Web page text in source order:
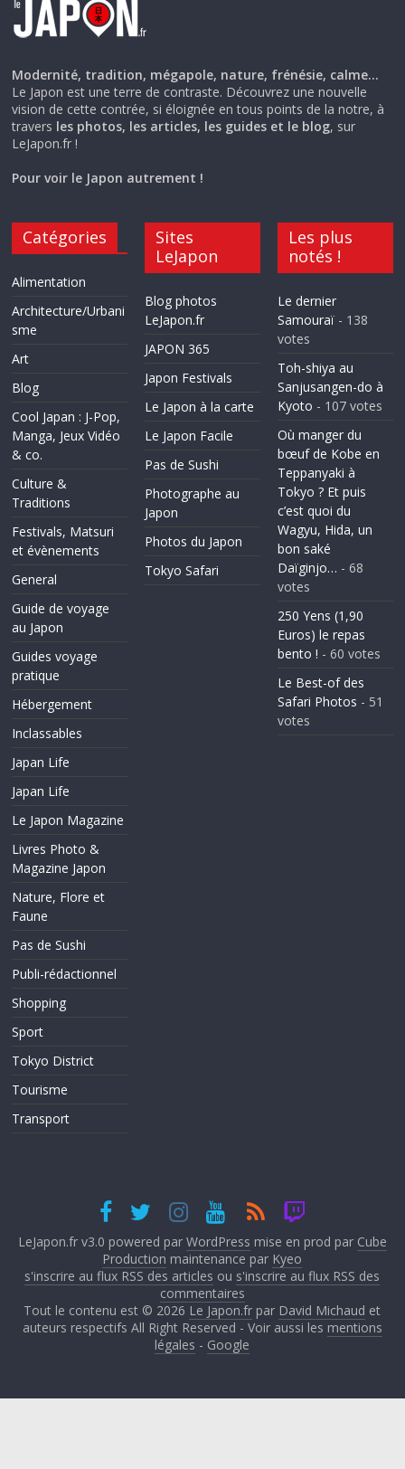
Modernité, tradition, mégapole, nature, frénésie, calme…
Le Japon est une terre de contraste. Découvrez une nouvelle
vision de cette contrée, si éloignée en tous points de la notre, à
travers les photos, les articles, les guides et le blog, sur
LeJapon.fr !
Pour voir le Japon autrement !
Catégories
Alimentation
Architecture/Urbani
sme
Art
Blog
Cool Japan : J-Pop,
Manga, Jeux Vidéo
& co.
Culture &
Traditions
Festivals, Matsuri
et évènements
General
Guide de voyage
au Japon
Guides voyage
pratique
Hébergement
Inclassables
Japan Life
Japan Life
Le Japon Magazine
Livres Photo &
Magazine Japon
Nature, Flore et
Faune
Pas de Sushi
Publi-rédactionnel
Shopping
Sport
Tokyo District
Tourisme
Transport
Sites
LeJapon
Blog photos
LeJapon.fr
JAPON 365
Japon Festivals
Le Japon à la carte
Le Japon Facile
Pas de Sushi
Photographe au
Japon
Photos du Japon
Tokyo Safari
Les plus
notés !
Le dernier
Samouraï- 138
votes
Toh-shiya au
Sanjusangen-do à
Kyoto - 107 votes
Où manger du
bœuf de Kobe en
Teppanyaki à
Tokyo ? Et puis
c’est quoi du
Wagyu, Hida, un
bon saké
Daïginjo… - 68
votes
250 Yens (1,90
Euros) le repas
bento ! - 60 votes
Le Best-of des
Safari Photos - 51
votes
LeJapon.fr v3.0 powered par WordPress mise en prod par Cube
Production maintenance par Kyeo
s'inscrire au flux RSS des articles ou s'inscrire au flux RSS des
commentaires
Tout le contenu est © 2026 Le Japon.fr par David Michaud et
auteurs respectifs All Right Reserved - Voir aussi les mentions
légales - Google